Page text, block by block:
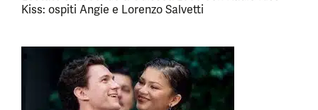
Kiss: ospiti Angie e Lorenzo Salvetti